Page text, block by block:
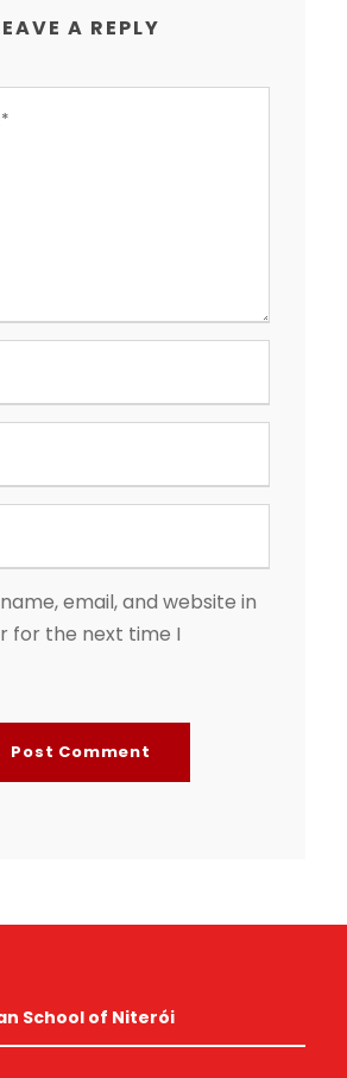
A REPLY
email, and website in
for the next time I
School of Niterói